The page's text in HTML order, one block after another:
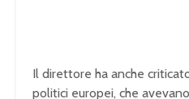
Il direttore ha anche
politici europei, che